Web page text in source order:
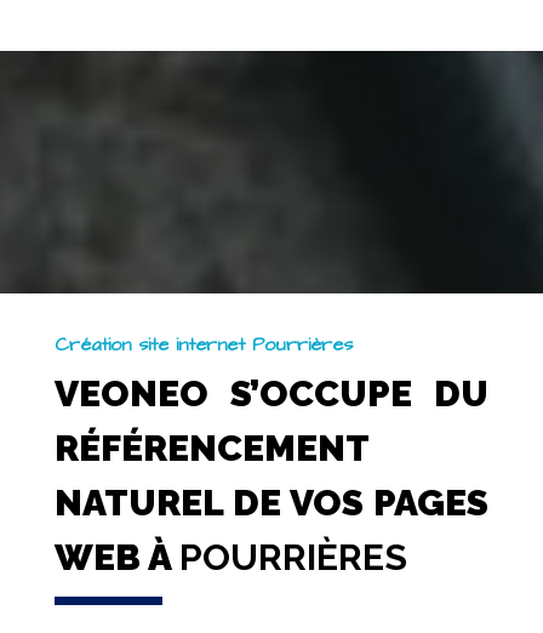
Création site internet Pourrières
VEONEO S’OCCUPE DU
RÉFÉRENCEMENT
NATUREL DE VOS PAGES
WEB À POURRIÈRES